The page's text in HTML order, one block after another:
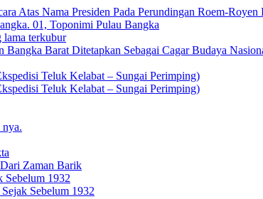
Atas Nama Presiden Pada Perundingan Roem-Royen
01, Toponimi Pulau Bangka
terkubur
Barat Ditetapkan Sebagai Cagar Budaya
Teluk Kelabat – Sungai Perimping)
Teluk Kelabat – Sungai Perimping)
Zaman Barik
Sebelum 1932
Sebelum 1932